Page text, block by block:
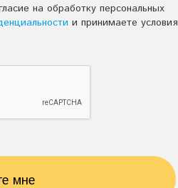
на обработку персональных
и принимаете условия
мне